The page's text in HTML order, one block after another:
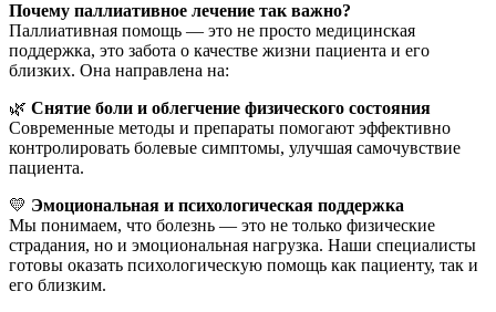
Почему паллиативное лечение так важно?
Паллиативная помощь — это не просто медицинская
поддержка, это забота о качестве жизни пациента и его
близких. Она направлена на:
🌿 Снятие боли и облегчение физического состояния
Современные методы и препараты помогают эффективно
контролировать болевые симптомы, улучшая самочувствие
пациента.
💛 Эмоциональная и психологическая поддержка
Мы понимаем, что болезнь — это не только физические
страдания, но и эмоциональная нагрузка. Наши специалисты
готовы оказать психологическую помощь как пациенту, так и
его близким.